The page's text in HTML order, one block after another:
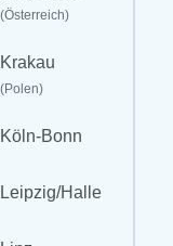
(Österreich)
Krakau
(Polen)
Köln-Bonn
Leipzig/Halle